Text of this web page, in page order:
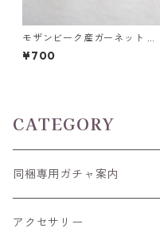
モザンビーク産ガーネット ト
リリアントカットルース 0.9ct
前後 6mm*6mm前後
¥700
CATEGORY
同梱専用ガチャ案内
アクセサリー